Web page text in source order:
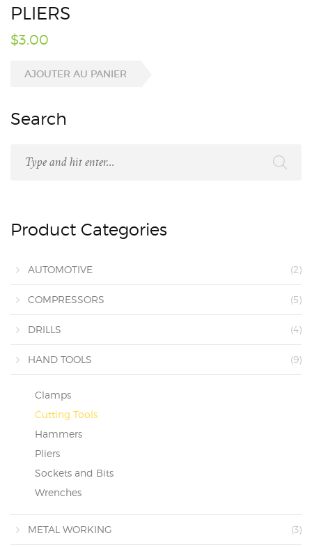
PLIERS
$3.00
AJOUTER AU PANIER
Search
Product Categories
AUTOMOTIVE (2)
COMPRESSORS (5)
DRILLS (4)
HAND TOOLS (9)
Clamps
Cutting Tools
Hammers
Pliers
Sockets and Bits
Wrenches
METAL WORKING (3)